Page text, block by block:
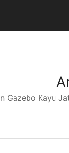
Gazebo Kayu